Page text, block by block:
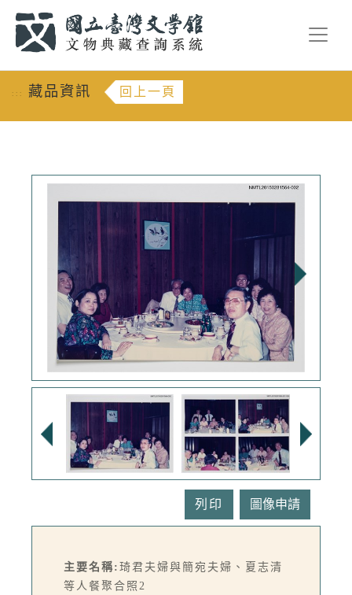
::: 藏品資訊 回上一頁
列印
主要名稱: 琦君夫婦與簡宛夫婦、夏志清
等人餐聚合照2